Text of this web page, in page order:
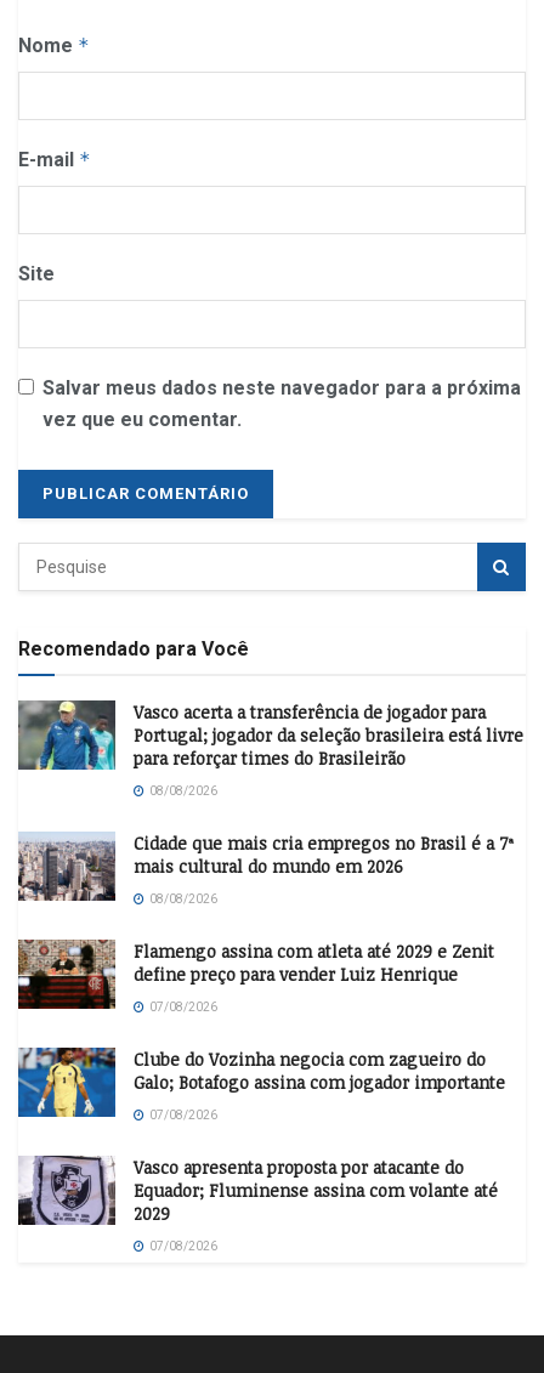
Nome *
E-mail *
Site
Salvar meus dados neste navegador para a próxima
vez que eu comentar.
Recomendado para Você
Vasco acerta a transferência de jogador para
Portugal; jogador da seleção brasileira está livre
para reforçar times do Brasileirão
08/08/2026
Cidade que mais cria empregos no Brasil é a 7ª
mais cultural do mundo em 2026
08/08/2026
Flamengo assina com atleta até 2029 e Zenit
define preço para vender Luiz Henrique
07/08/2026
Clube do Vozinha negocia com zagueiro do
Galo; Botafogo assina com jogador importante
07/08/2026
Vasco apresenta proposta por atacante do
Equador; Fluminense assina com volante até
2029
07/08/2026